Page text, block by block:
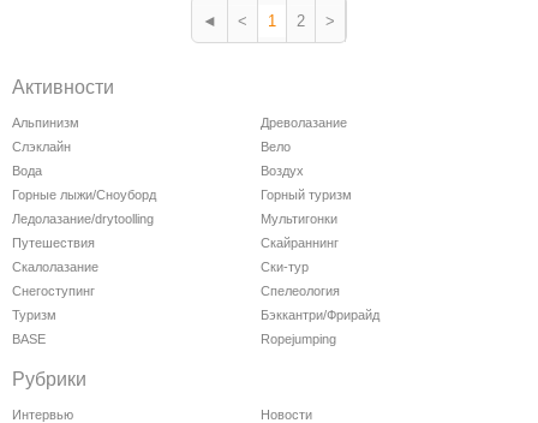
◄ < 1 2 >
Активности
Альпинизм
Древолазание
Слэклайн
Вело
Вода
Воздух
Горные лыжи/Сноуборд
Горный туризм
Ледолазание/drytoolling
Мультигонки
Путешествия
Скайраннинг
Скалолазание
Ски-тур
Снегоступинг
Спелеология
Туризм
Бэккантри/Фрирайд
BASE
Ropejumping
Рубрики
Интервью
Новости